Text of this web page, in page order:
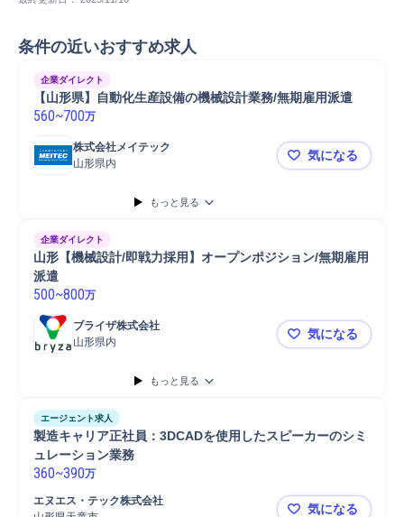
条件の近いおすすめ求人
企業ダイレクト
【山形県】自動化生産設備の機械設計業務/無期雇用派遣
560~700万
株式会社メイテック
山形県内
【山形県】
気になる
もっと見る
企業ダイレクト
山形【機械設計/即戦力採用】オープンポジション/無期雇用
派遣
500~800万
ブライザ株式会社
山形県内
山形【機械
気になる
もっと見る
エージェント求人
製造キャリア正社員：3DCADを使用したスピーカーのシミ
ュレーション業務
360~390万
エヌエス・テック株式会社
気になる